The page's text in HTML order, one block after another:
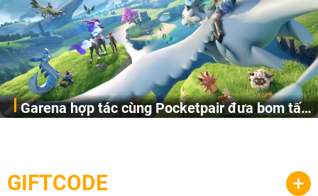
Garena hợp tác cùng Pocketpair đưa bom tấn
cầu, theo giấy phép chính thức từ công ty game Nhật Bản
Pocketpair, Inc.
GIFTCODE +